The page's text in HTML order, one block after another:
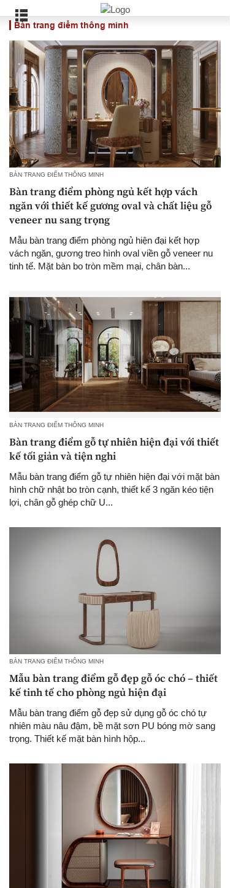
Bàn trang điểm thông minh
BÀN TRANG ĐIỂM THÔNG MINH
Bàn trang điểm phòng ngủ kết hợp vách
ngăn với thiết kế gương oval và chất liệu gỗ
veneer nu sang trọng
Mẫu bàn trang điểm phòng ngủ hiện đại kết hợp
vách ngăn, gương treo hình oval viền gỗ veneer nu
tinh tế. Mặt bàn bo tròn mềm mại, chân bàn...
BÀN TRANG ĐIỂM THÔNG MINH
Bàn trang điểm gỗ tự nhiên hiện đại với thiết
kế tối giản và tiện nghi
Mẫu bàn trang điểm gỗ tự nhiên hiện đại với mặt bàn
hình chữ nhật bo tròn cạnh, thiết kế 3 ngăn kéo tiện
lợi, chân gỗ ghép chữ U...
BÀN TRANG ĐIỂM THÔNG MINH
Mẫu bàn trang điểm gỗ đẹp gỗ óc chó – thiết
kế tinh tế cho phòng ngủ hiện đại
Mẫu bàn trang điểm gỗ đẹp sử dụng gỗ óc chó tự
nhiên màu nâu đậm, bề mặt sơn PU bóng mờ sang
trọng. Thiết kế mặt bàn hình hộp...